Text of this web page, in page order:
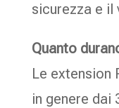
sicurezza e
Quanto
Le extension
in genere dai